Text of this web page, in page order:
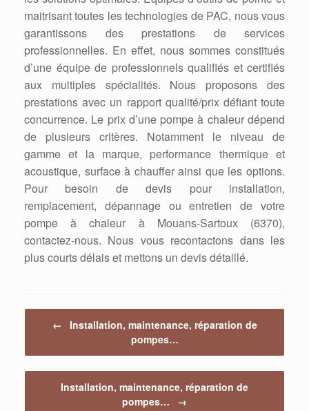
maitrisant toutes les technologies de PAC, nous vous
garantissons des prestations de services
professionnelles. En effet, nous sommes constitués
d’une équipe de professionnels qualifiés et certifiés
aux multiples spécialités. Nous proposons des
prestations avec un rapport qualité/prix défiant toute
concurrence. Le prix d’une pompe à chaleur dépend
de plusieurs critères. Notamment le niveau de
gamme et la marque, performance thermique et
acoustique, surface à chauffer ainsi que les options.
Pour besoin de devis pour installation,
remplacement, dépannage ou entretien de votre
pompe à chaleur à Mouans-Sartoux (6370),
contactez-nous. Nous vous recontactons dans les
plus courts délais et mettons un devis détaillé.
←
Installation, maintenance, réparation de
pompes…
Installation, maintenance, réparation de
pompes…
→